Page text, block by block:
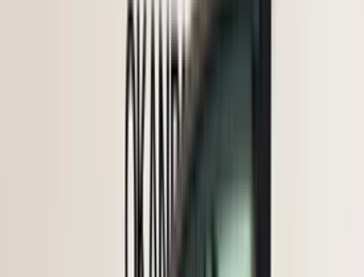
Ähnliche Produkte
Toyota Corolla E21 linke Vordertür